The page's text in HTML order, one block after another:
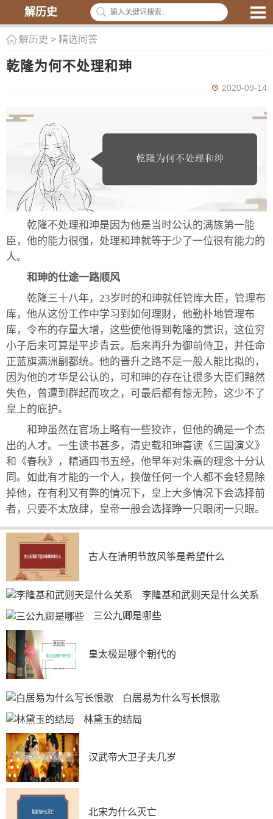
解历史
解历史 > 精选问答
乾隆为何不处理和珅
2020-09-14
乾隆不处理和珅是因为他是当时公认的满族第一能
臣，他的能力很强，处理和珅就等于少了一位很有能力的
人。
和珅的仕途一路顺风
乾隆三十八年，23岁时的和珅就任管库大臣，管理布
库，他从这份工作中学习到如何理财，他勤朴地管理布
库，令布的存量大增，这些使他得到乾隆的赏识，这位穷
小子后来可算是平步青云。后来再升为御前侍卫，并任命
正蓝旗满洲副都统。他的晋升之路不是一般人能比拟的，
因为他的才华是公认的，可和珅的存在让很多大臣们黯然
失色，曾遭到群起而攻之，可最后都有惊无险，这少不了
皇上的庇护。
和珅虽然在官场上略有一些狡诈，但他的确是一个杰
出的人才。一生读书甚多，清史载和珅喜读《三国演义》
和《春秋》，精通四书五经，他早年对朱熹的理念十分认
同。如此有才能的一个人，换做任何一个人都不会轻易除
掉他，在有利又有弊的情况下，皇上大多情况下会选择前
者，只要不太放肆，皇帝一般会选择睁一只眼闭一只眼。
古人在清明节放风筝是希望什么
李隆基和武则天是什么关系
三公九卿是哪些
皇太极是哪个朝代的
白居易为什么写长恨歌
林黛玉的结局
汉武帝大卫子夫几岁
北宋为什么灭亡